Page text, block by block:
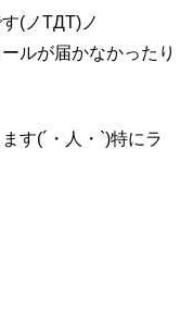
(ノTДT)ノ
ルが届かなかったり
す(´・人・`)特にラ